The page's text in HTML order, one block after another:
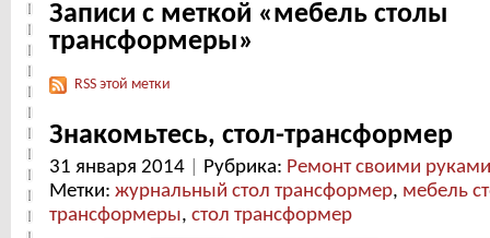
Записи с меткой «мебель столы
трансформеры»
RSS этой метки
Знакомьтесь, стол-трансформер
31 января 2014 Рубрика: Ремонт своими руками
Метки: журнальный стол трансформер, мебель
трансформеры, стол трансформер